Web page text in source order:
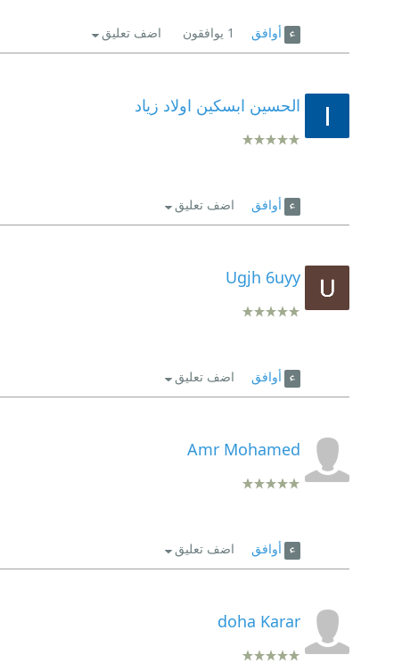
أوافق 1 يوافقون اضف تعليق
الحسين ابسكين اولاد زياد
أوافق اضف تعليق
Ugjh 6uyy
أوافق اضف تعليق
Amr Mohamed
أوافق اضف تعليق
doha Karar